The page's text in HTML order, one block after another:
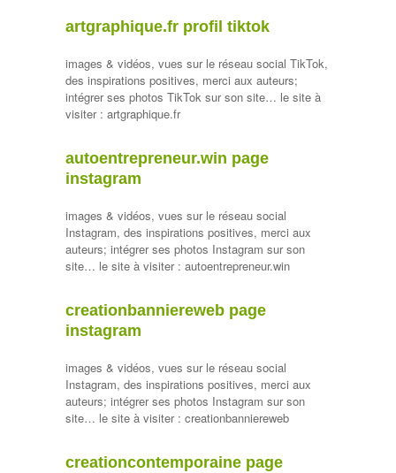
artgraphique.fr profil tiktok
images & vidéos, vues sur le réseau social TikTok,
des inspirations positives, merci aux auteurs;
intégrer ses photos TikTok sur son site… le site à
visiter : artgraphique.fr
autoentrepreneur.win page
instagram
images & vidéos, vues sur le réseau social
Instagram, des inspirations positives, merci aux
auteurs; intégrer ses photos Instagram sur son
site… le site à visiter : autoentrepreneur.win
creationbanniereweb page
instagram
images & vidéos, vues sur le réseau social
Instagram, des inspirations positives, merci aux
auteurs; intégrer ses photos Instagram sur son
site… le site à visiter : creationbanniereweb
creationcontemporaine page